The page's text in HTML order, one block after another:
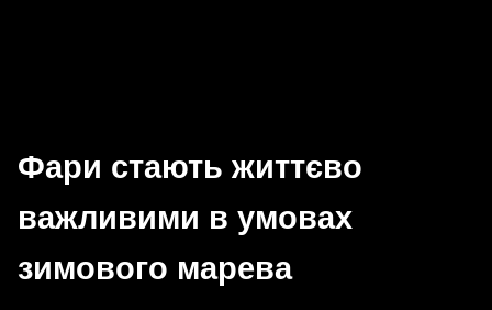
Фари стають життєво
важливими в умовах
зимового марева